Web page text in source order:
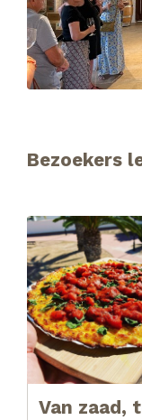
Bezoekers
Van zaad,